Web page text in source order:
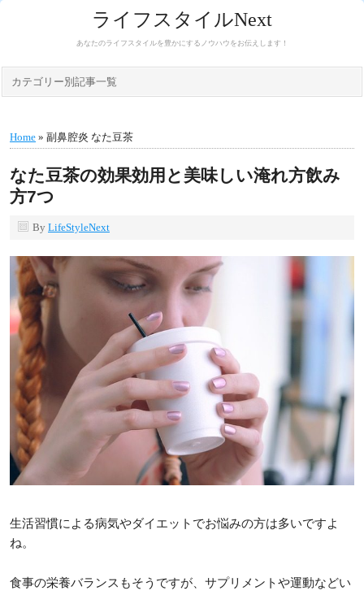
ライフスタイルNext
あなたのライフスタイルを豊かにするノウハウをお伝えします！
カテゴリー別記事一覧
Home » 副鼻腔炎 なた豆茶
なた豆茶の効果効用と美味しい淹れ方飲み
方7つ
By LifeStyleNext
生活習慣による病気やダイエットでお悩みの方は多いですよ
ね。
食事の栄養バランスもそうですが、サプリメントや運動などい